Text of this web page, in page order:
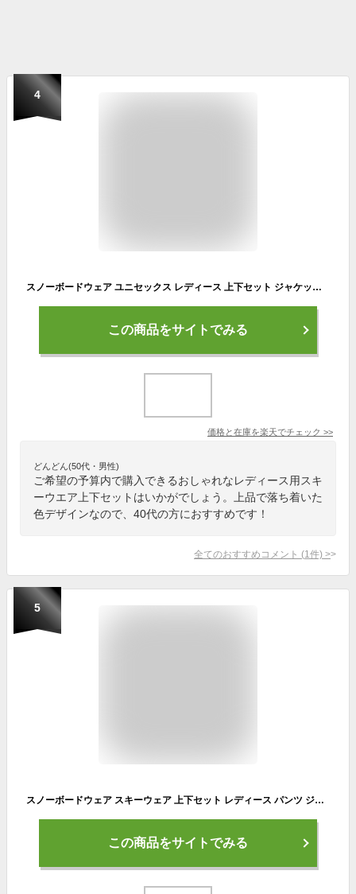
4
スノーボードウェア ユニセックス レディース 上下セット ジャケット パンツ スキーウェア スノボウェア DLITE 2022-2023モデル スノーボード ウェア スノボ ボード ウエア 大きいサイズ 超撥水
この商品をサイトでみる
価格と在庫を楽天でチェック >>
どんどん(50代・男性)
ご希望の予算内で購入できるおしゃれなレディース用スキ
ーウエア上下セットはいかがでしょう。上品で落ち着いた
色デザインなので、40代の方におすすめです！
全てのおすすめコメント (1 件) >
5
スノーボードウェア スキーウェア 上下セット レディース パンツ ジャケット ボード ウェア スノボ ウェア ウェア スノー ウェア ウエア おしゃれ かわいい 上 下 スノーボード スキー アウトドア 保温 中綿 撥水 防風 防寒 着 耐水 ISET-510 【LDY】
この商品をサイトでみる